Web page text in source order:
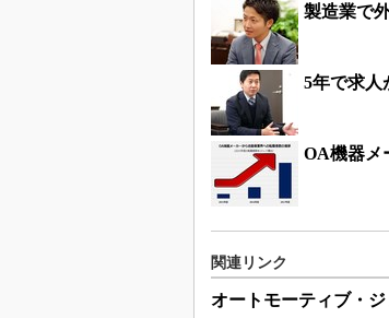
製造業で
5年で求人
OA機器メ
関連リンク
オートモーティブ・